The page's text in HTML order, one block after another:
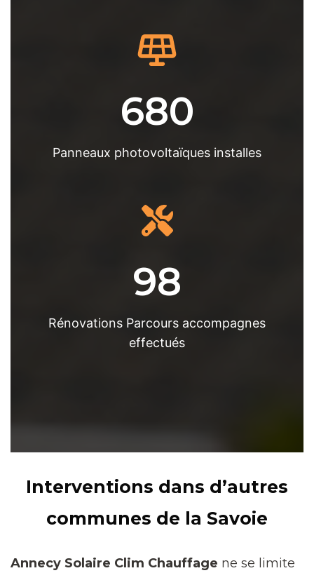
680
Panneaux photovoltaïques installes
98
Rénovations Parcours accompagnes
effectués
Interventions dans d’autres
communes de la Savoie
Annecy Solaire Clim Chauffage ne se limite